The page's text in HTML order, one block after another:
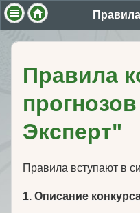
Правила
Эксперт"
Правила вступают в
1. Описание